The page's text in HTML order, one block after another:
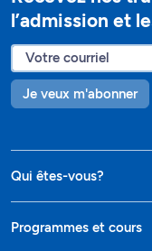
l’admission et
Je veux m'abonner
Qui êtes-vous?
Programmes et cours